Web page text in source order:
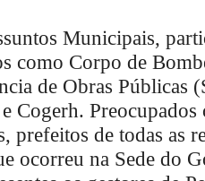
Municipais,
como Corpo de
de Obras Públicas
Cogerh. Preocupados
prefeitos de todas as
ocorreu na Sede do